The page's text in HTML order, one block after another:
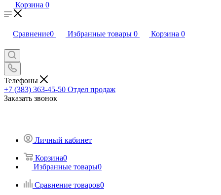
Корзина 0
Сравнение0 Избранные товары 0 Корзина 0
Телефоны
+7 (383) 363-45-50 Отдел продаж
Заказать звонок
Личный кабинет
Корзина0
Избранные товары0
Сравнение товаров0